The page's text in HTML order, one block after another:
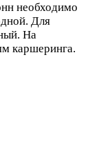
необходимо
Для
На
каршеринга.